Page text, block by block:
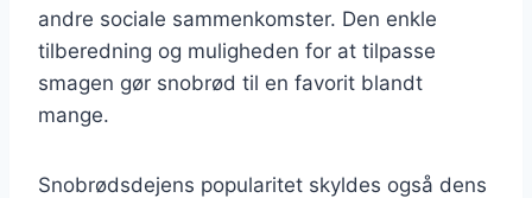
andre sociale sammenkomster. Den enkle
tilberedning og muligheden for at tilpasse
smagen gør snobrød til en favorit blandt
mange.
Snobrødsdejens popularitet skyldes også dens